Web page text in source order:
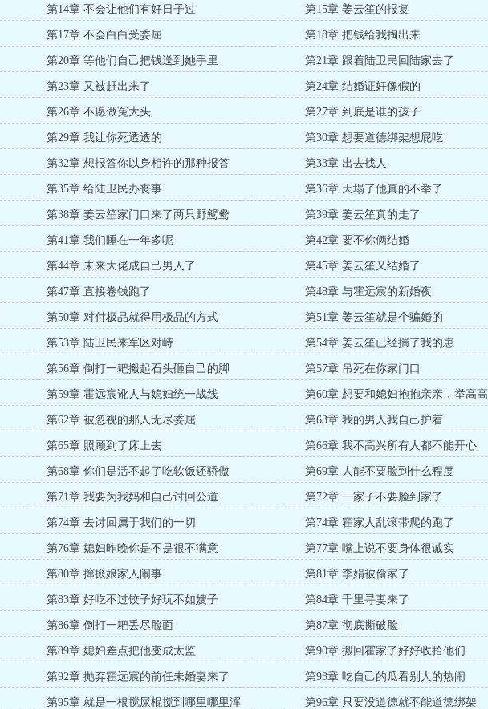
第14章 不会让他们有好日子过 第15章 姜云笙的报复
第17章 不会白白受委屈 第18章 把钱给我掏出来
第20章 等他们自己把钱送到她手里 第21章 跟着陆卫民回陆家去了
第23章 又被赶出来了 第24章 结婚证好像假的
第26章 不愿做冤大头 第27章 到底是谁的孩子
第29章 我让你死透透的 第30章 想要道德绑架想屁吃
第32章 想报答你以身相许的那种报答 第33章 出去找人
第35章 给陆卫民办丧事 第36章 天塌了他真的不举了
第38章 姜云笙家门口来了两只野鸳鸯 第39章 姜云笙真的走了
第41章 我们睡在一年多呢 第42章 要不你俩结婚
第44章 未来大佬成自己男人了 第45章 姜云笙又结婚了
第47章 直接卷钱跑了 第48章 与霍远宸的新婚夜
第50章 对付极品就得用极品的方式 第51章 姜云笙就是个骗婚的
第53章 陆卫民来军区对峙 第54章 姜云笙已经揣了我的崽
第56章 倒打一耙搬起石头砸自己的脚 第57章 吊死在你家门口
第59章 霍远宸讹人与媳妇统一战线 第60章 想要和媳妇抱抱亲亲，举高高
第62章 被忽视的那人无尽委屈 第63章 我的男人我自己护着
第65章 照顾到了床上去 第66章 我不高兴所有人都不能开心
第68章 你们是活不起了吃软饭还骄傲 第69章 人能不要脸到什么程度
第71章 我要为我妈和自己讨回公道 第72章 一家子不要脸到家了
第74章 去讨回属于我们的一切 第74章 霍家人乱滚带爬的跑了
第76章 媳妇昨晚你是不是很不满意 第77章 嘴上说不要身体很诚实
第80章 撺掇娘家人闹事 第81章 李娟被偷家了
第83章 好吃不过饺子好玩不如嫂子 第84章 千里寻妻来了
第86章 倒打一耙丢尽脸面 第87章 彻底撕破脸
第89章 媳妇差点把他变成太监 第90章 搬回霍家了好好收拾他们
第92章 抛弃霍远宸的前任未婚妻来了 第93章 吃自己的瓜看别人的热闹
第95章 就是一根搅屎棍搅到哪里哪里浑 第96章 只要没道德就不能道德绑架